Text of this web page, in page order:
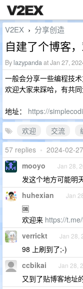
V2EX › 分享创造
自建了个博客
By lazypandaat Jan 27,
一般会分享一些编程技
欢迎大家来踩哈，有共
地址： https://
欢迎
交流
57 replies • 2024-02-
mooyo Jan 28,
发这个地方可能明
huhexian Jan
🆒
欢迎来 https://
verrickt Jan 28,
98 上刷到了;-)
ccbikai Jan 28,
又到了贴博客地址